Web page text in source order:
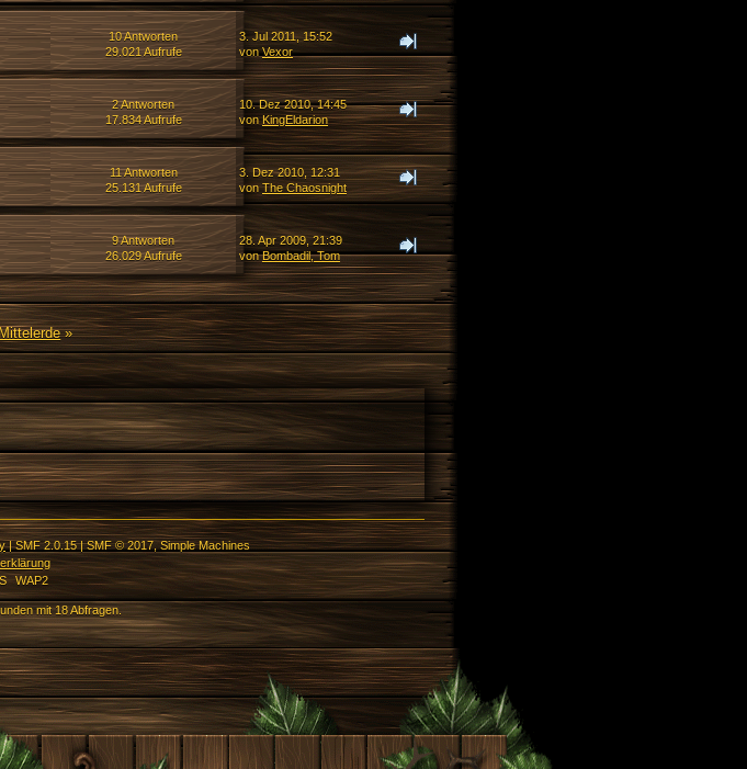
10 Antworten
29.021 Aufrufe
3. Jul 2011, 15:52
vonVexor
2 Antworten
17.834 Aufrufe
10. Dez 2010, 14:45
vonKingEldarion
11 Antworten
25.131 Aufrufe
3. Dez 2010, 12:31
vonThe Chaosnight
9 Antworten
26.029 Aufrufe
28. Apr 2009, 21:39
vonBombadil, Tom
»
|SMF 2.0.15|SMF © 2017 ,Simple Machines
WAP2
mit 18 Abfragen.